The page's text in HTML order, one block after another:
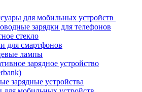
для мобильных устройств
зарядки для телефонов
стекло
для смартфонов
лампы
зарядное устройство
зарядные устройства